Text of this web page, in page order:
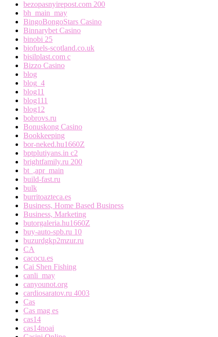
bezopasnyirepost.com 200
bh_main_may
BingoBongoStars Casino
Binnarybet Casino
binobi 25
biofuels-scotland.co.uk
bisilplast.com c
Bizzo Casino
blog
blog_4
blog11
blog111
blog12
bobrovs.ru
Bonuskong Casino
Bookkeeping
bor-neked.hu1660Z
bptplutiyans.in c2
brightfamily.ru 200
bt_,apr_main
build-fast.ru
bulk
burritoazteca.es
Business, Home Based Business
Business, Marketing
butorgaleria.hu1660Z
buy-auto-spb.ru 10
buzurdgkp2mzur.ru
CA
cacocu.es
Cai Shen Fishing
canli_may
canyounot.org
cardiosaratov.ru 4003
Cas
Cas mag es
cas14
cas14noai